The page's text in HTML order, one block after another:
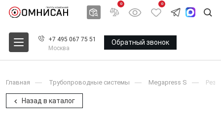
0 0
+7 495 067 75 51
Москва
Обратный звонок
Главная Трубопроводные системы Megapress S
Назад в каталог